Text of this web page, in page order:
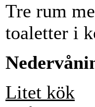
Tre rum
toaletter i
Litet kök